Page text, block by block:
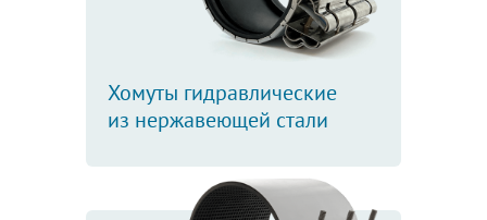
Хомуты гидравлические
из нержавеющей стали